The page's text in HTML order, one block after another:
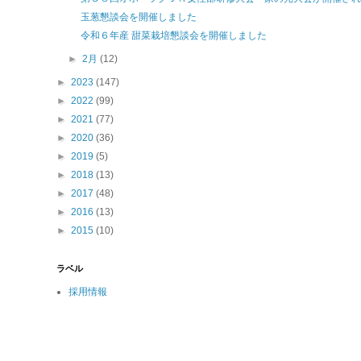
玉葱懇談会を開催しました
令和６年産 甜菜栽培懇談会を開催しました
►2月(12)
► 2023 (147)
► 2022 (99)
► 2021 (77)
► 2020 (36)
► 2019 (5)
► 2018 (13)
► 2017 (48)
► 2016 (13)
► 2015 (10)
ラベル
採用情報